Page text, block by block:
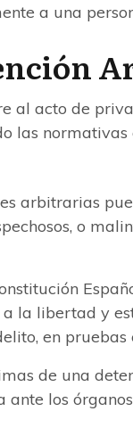
a una
al acto de
las normativas
arbitrarias
o
la libertad y
en
de una
los